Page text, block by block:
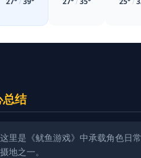
结
这里是《鱿鱼游戏》中承载角色日
摄地之一。